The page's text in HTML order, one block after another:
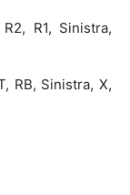
R1, Sinistra,
RB, Sinistra, X,